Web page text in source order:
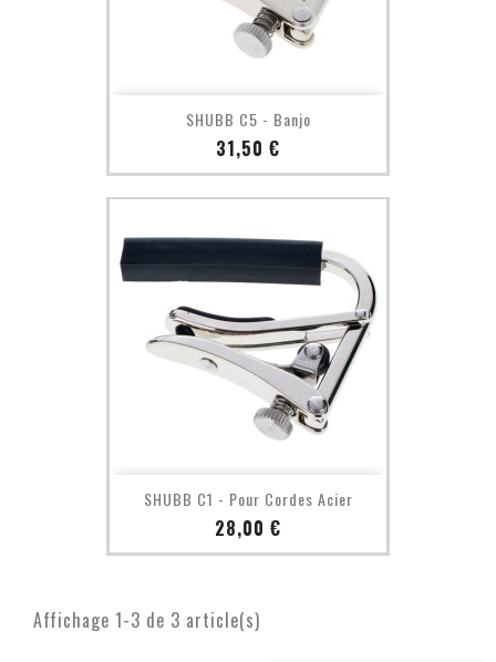
SHUBB C5 - Banjo
Prix
31,50 €
SHUBB C1 - Pour Cordes Acier
Prix
28,00 €
Affichage 1-3 de 3 article(s)